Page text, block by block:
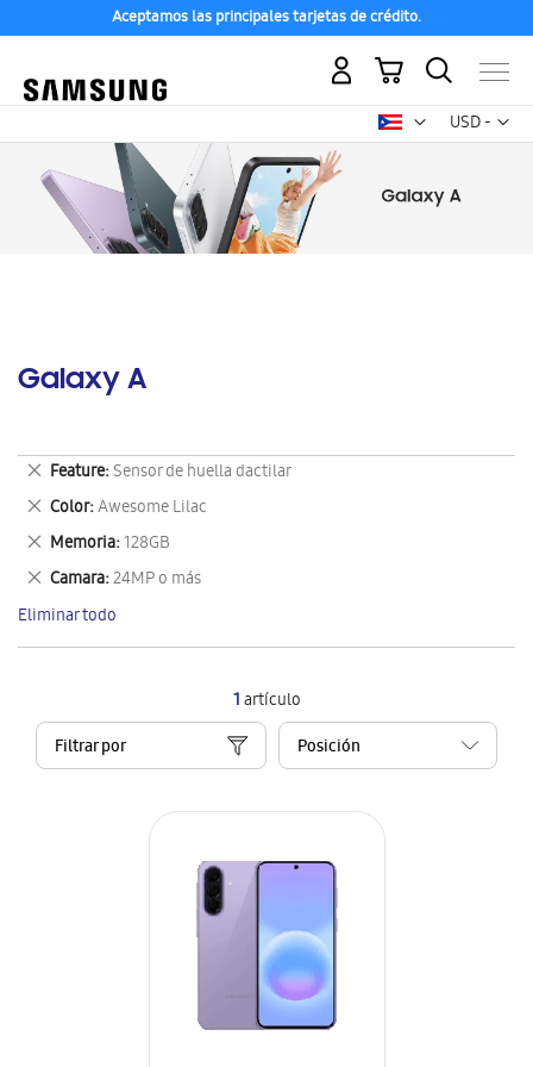
Aceptamos las principales tarjetas de crédito.
USD -
dólar
Mi carrito
Galaxy A
1artículo
Filtrar por
Feature Sensor de huella dactilar
Eliminar
este
artículo
Color Awesome Lilac
Eliminar
este
artículo
Memoria 128GB
Eliminar
este
artículo
Camara 24MP o más
Eliminar
este
artículo
Eliminar todo